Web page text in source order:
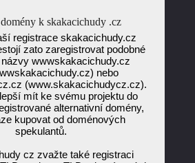
k skakacichudy .cz
registrace skakacichudy.cz
zato zaregistrovat podobné
wwwskakacichudy.cz
nebo
(www.skakacichudycz.cz).
mít ke svému projektu do
alternativní domény,
kupovat od doménových
spekulantů.
cz zvažte také registraci